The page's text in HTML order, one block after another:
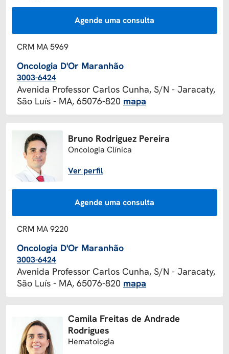
Agende uma consulta
CRM MA 5969
Oncologia D'Or Maranhão
3003-6424
Avenida Professor Carlos Cunha, S/N - Jaracaty,
São Luís - MA, 65076-820 mapa
Bruno Rodriguez Pereira
Oncologia Clínica
Ver perfil
Agende uma consulta
CRM MA 9220
Oncologia D'Or Maranhão
3003-6424
Avenida Professor Carlos Cunha, S/N - Jaracaty,
São Luís - MA, 65076-820 mapa
Camila Freitas de Andrade
Rodrigues
Hematologia